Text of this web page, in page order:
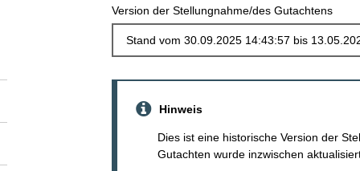
Version der Stellungnahme/des Gutachtens
Hinweis
Dies ist eine historische Version der
Gutachten wurde inzwischen